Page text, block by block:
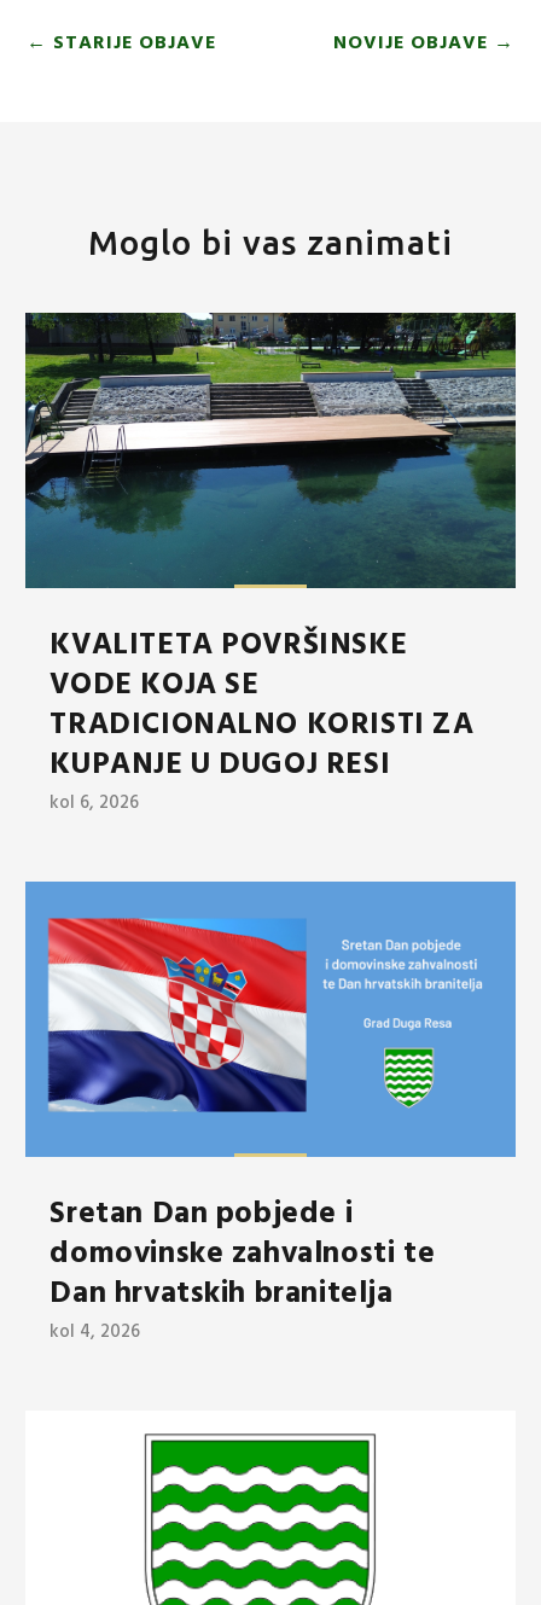
← STARIJE OBJAVE NOVIJE OBJAVE →
Moglo bi vas zanimati
KVALITETA POVRŠINSKE
VODE KOJA SE
TRADICIONALNO KORISTI ZA
KUPANJE U DUGOJ RESI
kol 6, 2026
Sretan Dan pobjede i
domovinske zahvalnosti te
Dan hrvatskih branitelja
kol 4, 2026